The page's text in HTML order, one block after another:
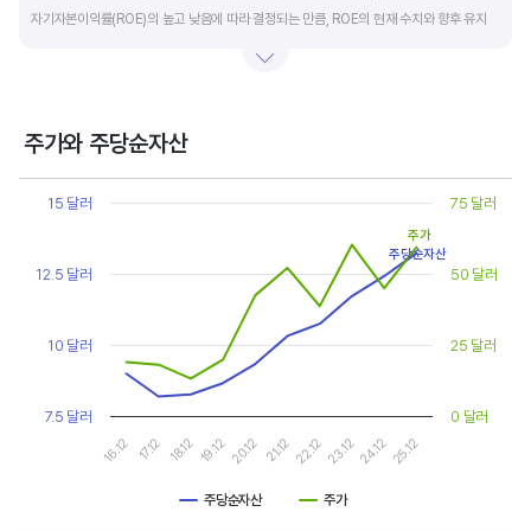
자기자본이익률(ROE)의 높고 낮음에 따라 결정되는 만큼, ROE의 현재 수치와 향후 유지
거래되면 주가가 저평가된 것으로 판단합니다. ROE&PBR 차트를 함께 보고 분석하는 것을
주가순자산배수는 자기자본이익률이 높을때와 낮을때에 따라 다르게 평가받습니다. 현재
ROE와 비슷한 ROE를 기록한 과거년도를 찾고, 그 당시 시장에서 평가 받은
주가순자산배수(PBR)를 확인해 현재 주가의 저평가 여부를 판단하는 것이 좋습니다.
주가와 주당순자산
Chart
Line chart with 2 lines.
The chart has 1 X axis displaying categories.
The chart has 2 Y axes displaying values, and values.
주당순자산 주가
16.12 17.12 18.12 19.12 20.12 21.12 22.12 23.1224.12 25.12
7.5 달러
10 달러
12.5 달러
15 달러
0 달러
25 달러
50 달러
75 달러
주당순자산
주가